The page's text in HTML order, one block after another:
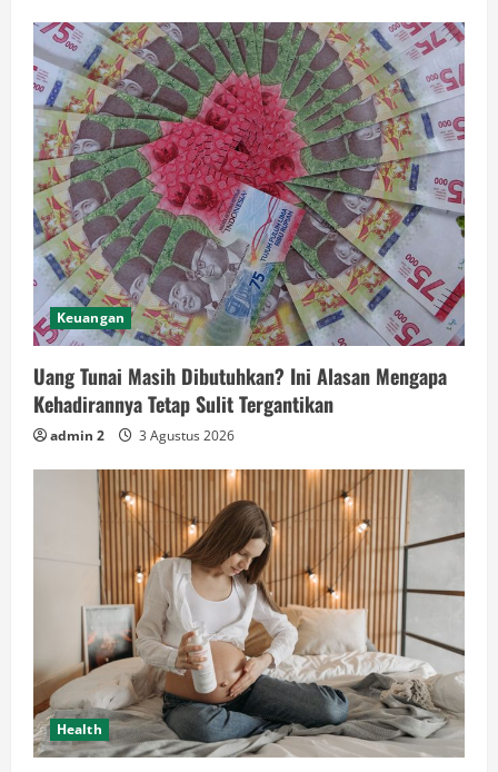
Keuangan
Uang Tunai Masih Dibutuhkan? Ini Alasan Mengapa
Kehadirannya Tetap Sulit Tergantikan
admin 2 3 Agustus 2026
Health